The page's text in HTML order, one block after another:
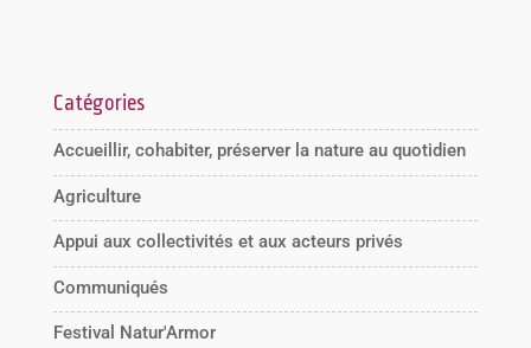
Catégories
Accueillir, cohabiter, préserver la nature au quotidien
Agriculture
Appui aux collectivités et aux acteurs privés
Communiqués
Festival Natur'Armor